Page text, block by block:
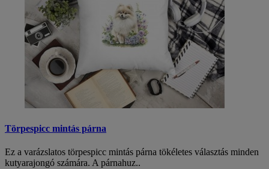
Törpespicc mintás párna
Ez a varázslatos törpespicc mintás párna tökéletes választás minden
kutyarajongó számára. A párnahuz..